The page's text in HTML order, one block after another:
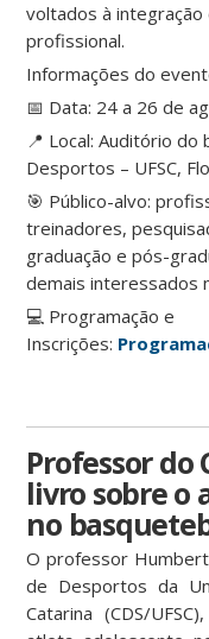
voltados à
profissional.
Informações do
📅 Data: 24 a 26 de
📍 Local: Auditório
Desportos – UFSC,
🎯 Público-alvo:
treinadores,
graduação e pós-
demais interessados
💻 Programação e
Inscrições:
Professor do
livro sobre o
no
O professor
de Desportos da
Catarina (CDS/